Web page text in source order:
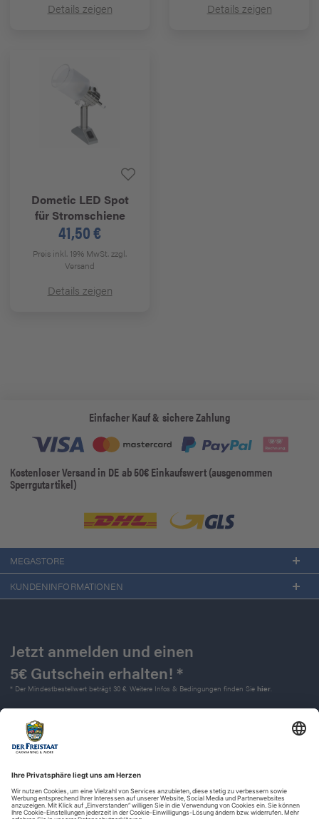
Details zeigen Details zeigen
Dometic LED Spot
für Stromschiene
41,50 €
Preis inkl. 19% MwSt.zzgl.
Versand
Details zeigen
Einfacher Kauf & sichere Zahlung
Kostenloser Versand in DE ab 50€ Einkaufswert (ausgenommen
Sperrgutartikel)
MEGASTORE
KUNDENINFORMATIONEN
Jetzt anmelden und einen
5€ Gutschein erhalten! *
* Der Mindestbestellwert beträgt 30 €. Weitere Infos & Bedingungen finden Sie hier.